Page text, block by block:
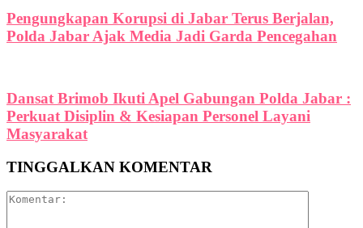
Pengungkapan Korupsi di Jabar Terus Berjalan,
Polda Jabar Ajak Media Jadi Garda Pencegahan
Dansat Brimob Ikuti Apel Gabungan Polda Jabar :
Perkuat Disiplin & Kesiapan Personel Layani
Masyarakat
TINGGALKAN KOMENTAR